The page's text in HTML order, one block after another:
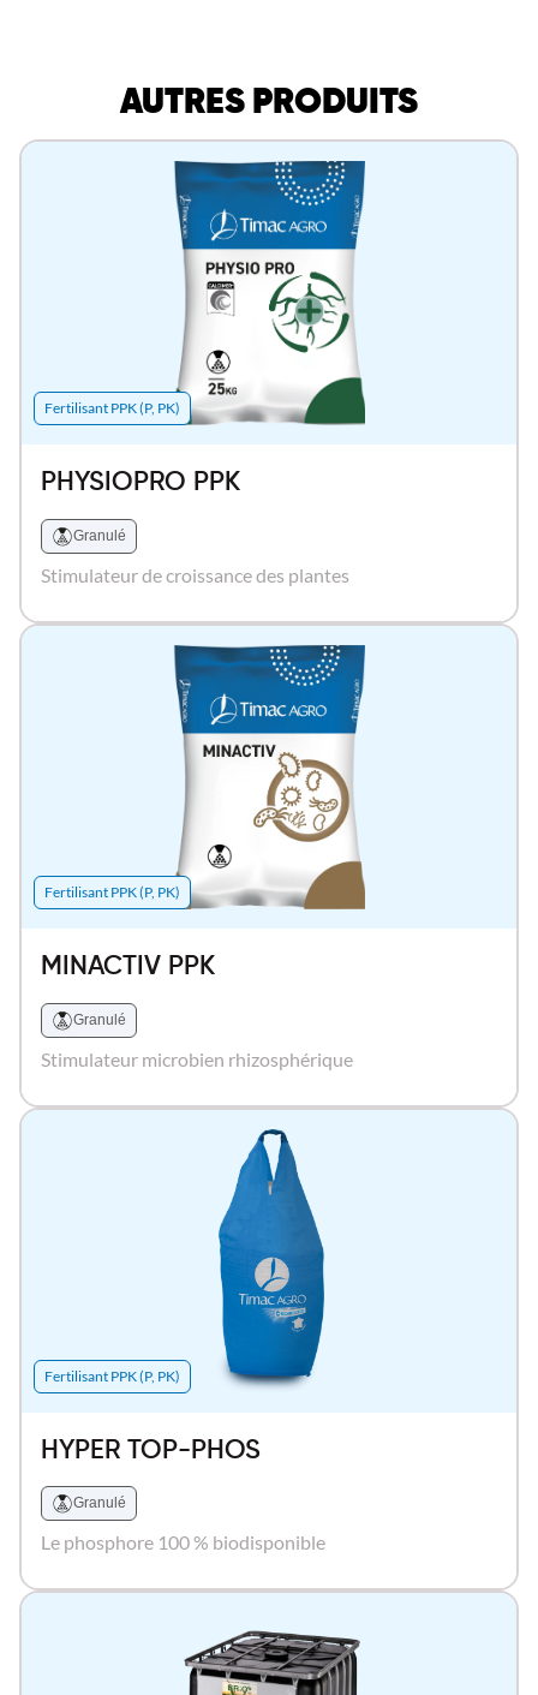
AUTRES PRODUITS
Fertilisant PPK (P, PK)
PHYSIOPRO PPK
Granulé
Stimulateur de croissance des plantes
Fertilisant PPK (P, PK)
MINACTIV PPK
Granulé
Stimulateur microbien rhizosphérique
Fertilisant PPK (P, PK)
HYPER TOP-PHOS
Granulé
Le phosphore 100 % biodisponible